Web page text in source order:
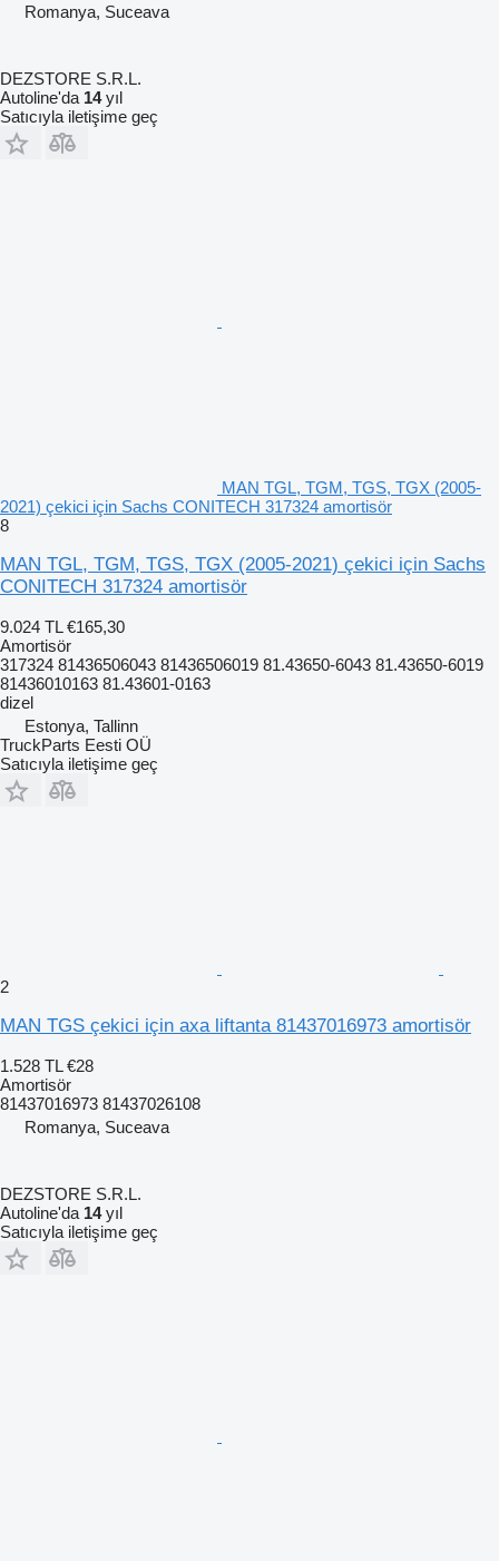
Romanya, Suceava
DEZSTORE S.R.L.
Autoline'da 14yıl
Satıcıyla iletişime geç
MAN TGL, TGM, TGS, TGX (2005-
2021) çekici için Sachs CONITECH 317324 amortisör
8
MAN TGL, TGM, TGS, TGX (2005-2021) çekici için Sachs
CONITECH 317324 amortisör
9.024 TL €165,30
Amortisör
317324 81436506043 81436506019 81.43650-6043 81.43650-6019
81436010163 81.43601-0163
dizel
Estonya, Tallinn
TruckParts Eesti OÜ
Satıcıyla iletişime geç
2
MAN TGS çekici için axa liftanta 81437016973 amortisör
1.528 TL €28
Amortisör
81437016973 81437026108
Romanya, Suceava
DEZSTORE S.R.L.
Autoline'da 14yıl
Satıcıyla iletişime geç